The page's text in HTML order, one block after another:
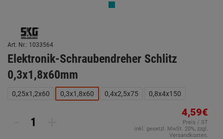
Art. Nr.: 1033564
Elektronik-Schraubendreher Schlitz
0,3x1,8x60mm
0,25x1,2x60 0,3x1,8x60 0,4x2,5x75 0,8x4x150
4,59€
Preis / ST
inkl. gesetzl. MwSt. 20%, zzgl.
Versandkosten.